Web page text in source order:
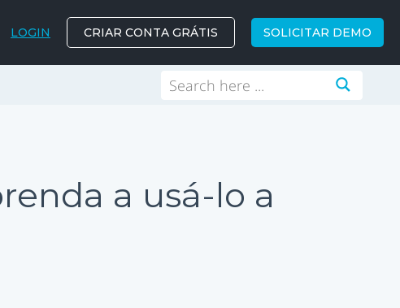
SOLICITAR DEMO
CRIAR CONTA GRÁTIS
LOGIN
a usá-lo a